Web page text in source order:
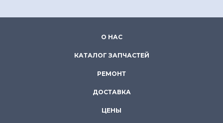
О НАС
КАТАЛОГ ЗАПЧАСТЕЙ
РЕМОНТ
ДОСТАВКА
ЦЕНЫ